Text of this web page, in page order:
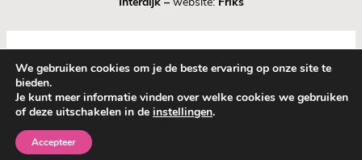
1
Nieuw
We gebruiken cookies om je de beste ervaring op onze site te
bieden.
Je kunt meer informatie vinden over welke cookies we gebruiken
of deze uitschakelen in de instellingen.
Accepteer